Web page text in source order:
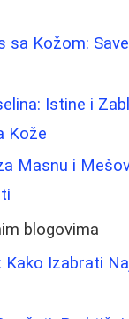
sa Kožom:
Istine i
Kože
Masnu i
blogovima
Kako Izabrati